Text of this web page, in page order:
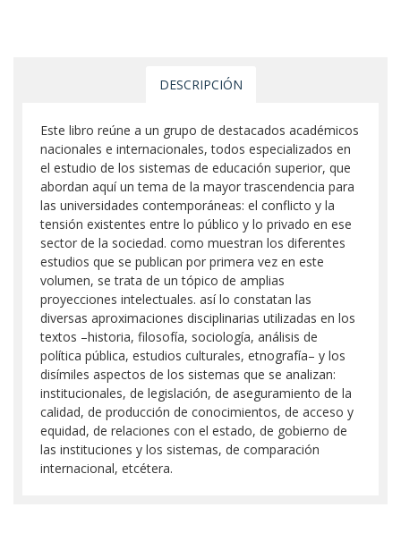
DESCRIPCIÓN
Este libro reúne a un grupo de destacados académicos
nacionales e internacionales, todos especializados en
el estudio de los sistemas de educación superior, que
abordan aquí un tema de la mayor trascendencia para
las universidades contemporáneas: el conflicto y la
tensión existentes entre lo público y lo privado en ese
sector de la sociedad. como muestran los diferentes
estudios que se publican por primera vez en este
volumen, se trata de un tópico de amplias
proyecciones intelectuales. así lo constatan las
diversas aproximaciones disciplinarias utilizadas en los
textos –historia, filosofía, sociología, análisis de
política pública, estudios culturales, etnografía– y los
disímiles aspectos de los sistemas que se analizan:
institucionales, de legislación, de aseguramiento de la
calidad, de producción de conocimientos, de acceso y
equidad, de relaciones con el estado, de gobierno de
las instituciones y los sistemas, de comparación
internacional, etcétera.